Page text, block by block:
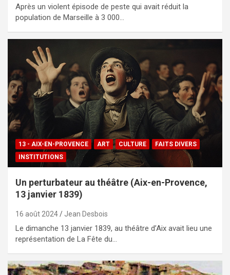
Après un violent épisode de peste qui avait réduit la
population de Marseille à 3 000…
13 - AIX-EN-PROVENCE ART CULTURE
FAITS DIVERS
INSTITUTIONS
Un perturbateur au théâtre (Aix-en-Provence,
13 janvier 1839)
16 août 2024 Jean Desbois
Le dimanche 13 janvier 1839, au théâtre d’Aix avait lieu une
représentation de La Fête du…